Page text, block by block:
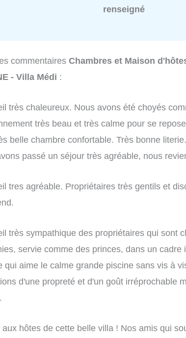
renseigné
commentaires Chambres et Maison
- Villa Médi :
très chaleureux. Nous avons été choyés
très beau et très calme pour se
belle chambre confortable. Très bonne
passé un séjour très agréable, nous
tres agréable. Propriétaires très gentils et
très sympathique des propriétaires qui sont
servie comme des princes, dans un cadre
qui aime le calme grande piscine sans vis à
d'une propreté et d'un goût irréprochable
aux hôtes de cette belle villa ! Nos amis qui